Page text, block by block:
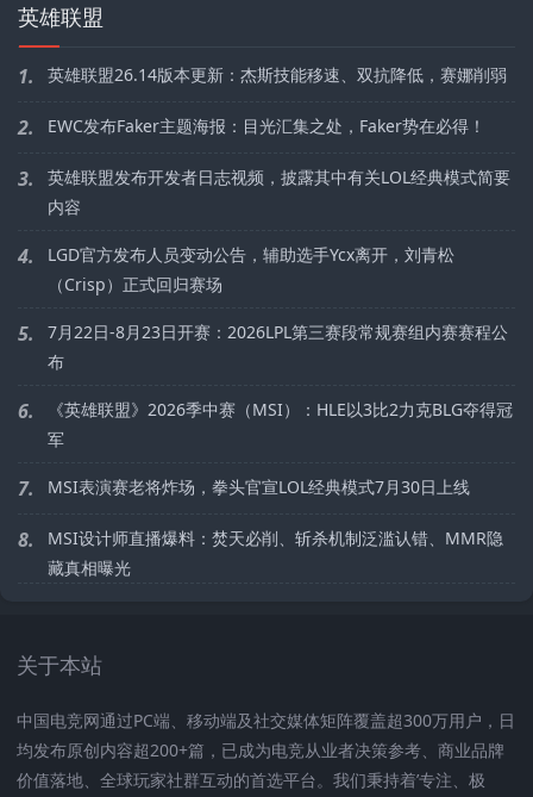
英雄联盟
1. 英雄联盟26.14版本更新：杰斯技能移速、双抗降低，赛娜削弱
2. EWC发布Faker主题海报：目光汇集之处，Faker势在必得！
3.
英雄联盟发布开发者日志视频，披露其中有关LOL经典模式简要
内容
4.
LGD官方发布人员变动公告，辅助选手Ycx离开，刘青松
（Crisp）正式回归赛场
5.
7月22日-8月23日开赛：2026LPL第三赛段常规赛组内赛赛程公
布
6.
《英雄联盟》2026季中赛（MSI）：HLE以3比2力克BLG夺得冠
军
7. MSI表演赛老将炸场，拳头官宣LOL经典模式7月30日上线
8.
MSI设计师直播爆料：焚天必削、斩杀机制泛滥认错、MMR隐
藏真相曝光
关于本站
中国电竞网通过PC端、移动端及社交媒体矩阵覆盖超300万用户，日
均发布原创内容超200+篇，已成为电竞从业者决策参考、商业品牌
价值落地、全球玩家社群互动的首选平台。我们秉持着’专注、极